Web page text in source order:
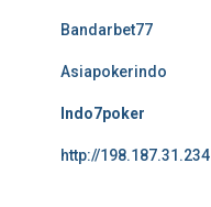
Bandarbet77
Asiapokerindo
Indo7poker
http://198.187.31.234